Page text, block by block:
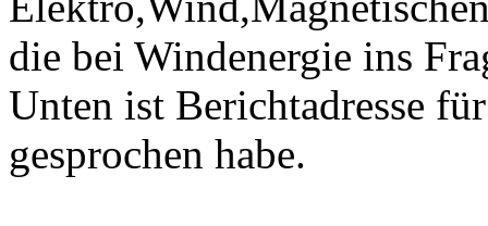
die bei Windenergie ins
Unten ist Berichtadresse
gesprochen habe.